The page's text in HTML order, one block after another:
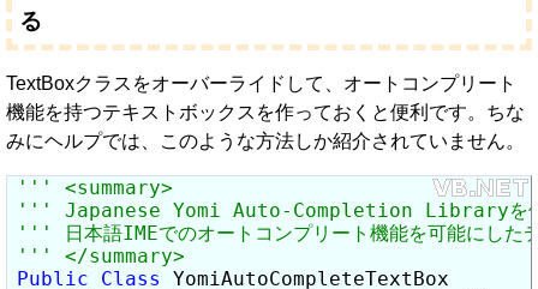
る
TextBoxクラスをオーバーライドして、オートコンプリート
機能を持つテキストボックスを作っておくと便利です。ちな
みにヘルプでは、このような方法しか紹介されていません。
Public
Class
YomiAutoCompleteTextBox